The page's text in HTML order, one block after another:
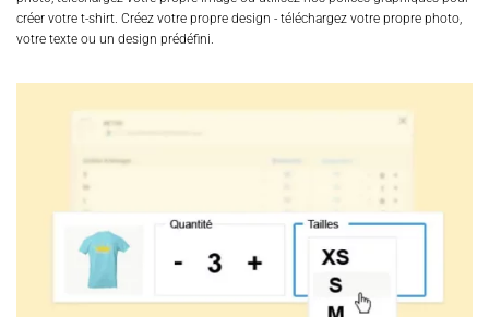
créer votre t-shirt. Créez votre propre design - téléchargez votre propre photo,
votre texte ou un design prédéfini.